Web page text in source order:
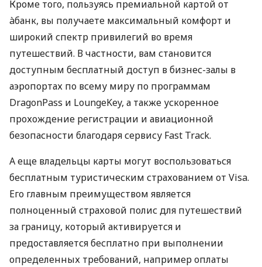
Кроме того, пользуясь премиальной картой от
àбанк, вы получаете максимальный комфорт и
широкий спектр привилегий во время
путешествий. В частности, вам становится
доступным бесплатный доступ в бизнес-залы в
аэропортах по всему миру по программам
DragonPass и LoungeKey, а также ускоренное
прохождение регистрации и авиационной
безопасности благодаря сервису Fast Track.
А еще владельцы карты могут воспользоваться
бесплатным туристическим страхованием от Visa.
Его главным преимуществом является
полноценный страховой полис для путешествий
за границу, который активируется и
предоставляется бесплатно при выполнении
определенных требований, например оплаты